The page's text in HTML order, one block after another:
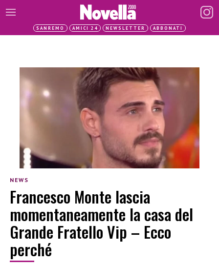
SANREMO AMICI 24 NEWSLETTER ABBONATI
NEWS
Francesco Monte lascia
momentaneamente la casa del
Grande Fratello Vip – Ecco
perché